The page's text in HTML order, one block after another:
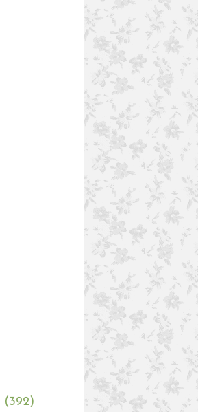
(392)